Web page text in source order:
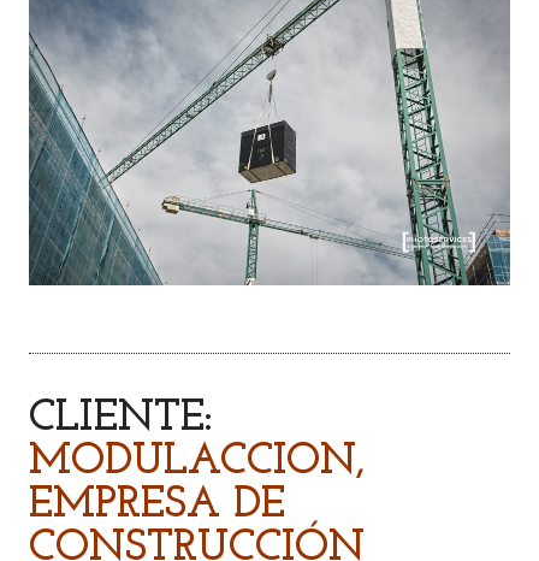
CLIENTE:
MODULACCION,
EMPRESA DE
CONSTRUCCIÓN